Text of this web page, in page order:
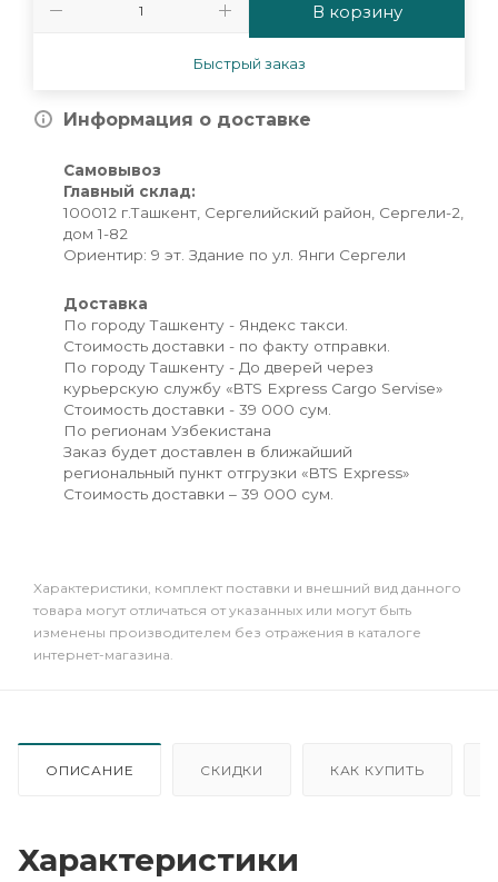
В корзину
Быстрый заказ
Информация о доставке
Самовывоз
Главный склад:
100012 г.Ташкент, Сергелийский район, Сергели-2,
дом 1-82
Ориентир: 9 эт. Здание по ул. Янги Сергели
Доставка
По городу Ташкенту - Яндекс такси.
Стоимость доставки - по факту отправки.
По городу Ташкенту - До дверей через
курьерскую службу «BTS Express Cargo Servise»
Стоимость доставки - 39 000 сум.
По регионам Узбекистана
Заказ будет доставлен в ближайший
региональный пункт отгрузки «BTS Express»
Стоимость доставки – 39 000 сум.
Xарактеристики, комплект поставки и внешний вид данного
товара могут отличаться от указанных или могут быть
изменены производителем без отражения в каталоге
интернет-магазина.
ОПИСАНИЕ СКИДКИ КАК КУПИТЬ
Характеристики